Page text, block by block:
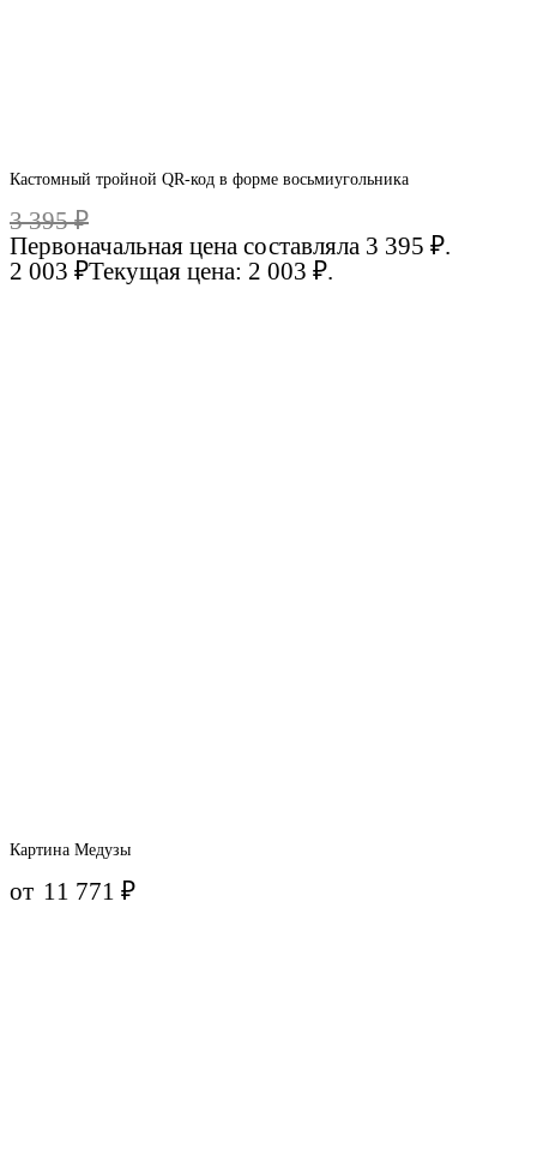
Кастомный тройной QR-код в форме восьмиугольника
3 395₽
Первоначальная цена составляла 3 395 ₽.
2 003 ₽Текущая цена: 2 003 ₽.
Картина Медузы
от 11 771₽